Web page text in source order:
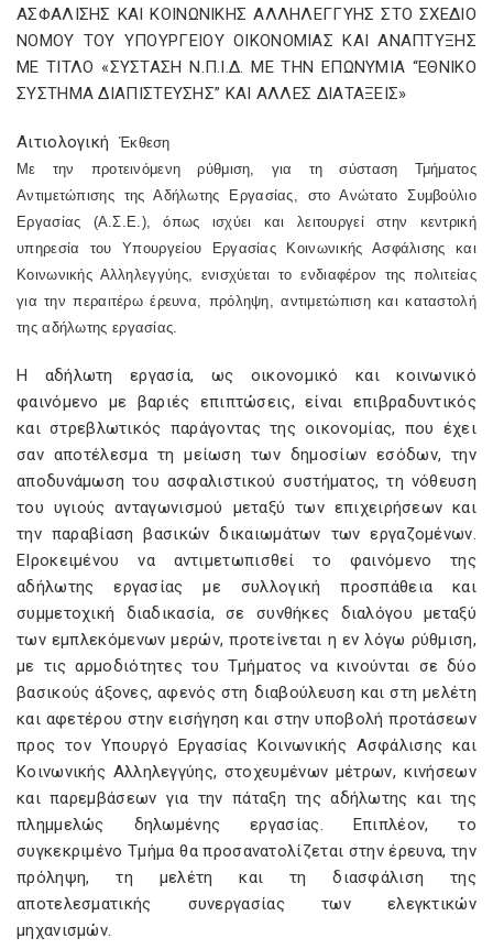
ΑΣΦΑΛΙΣΗΣ ΚΑΙ ΚΟΙΝΩΝΙΚΗΣ ΑΛΛΗΛΕΓΓΥΗΣ ΣΤΟ ΣΧΕΔΙΟ
ΝΟΜΟΥ ΤΟΥ ΥΠΟΥΡΓΕΙΟΥ ΟΙΚΟΝΟΜΙΑΣ ΚΑΙ ΑΝΑΠΤΥΞΗΣ
ΜΕ ΤΙΤΛΟ «ΣΥΣΤΑΣΗ Ν.Π.Ι.Δ. ΜΕ ΤΗΝ ΕΠΩΝΥΜΙΑ “ΕΘΝΙΚΟ
ΣΥΣΤΗΜΑ ΔΙΑΠΙΣΤΕΥΣΗΣ” ΚΑΙ ΑΛΛΕΣ ΔΙΑΤΑΞΕΙΣ»
Αιτιολογική
Έκθεση
Με την προτεινόμενη ρύθμιση, για τη σύσταση Τμήματος
Αντιμετώπισης της Αδήλωτης Εργασίας, στο Ανώτατο Συμβούλιο
Εργασίας (Α.Σ.Ε.), όπως ισχύει και λειτουργεί στην κεντρική
υπηρεσία του Υπουργείου Εργασίας Κοινωνικής Ασφάλισης και
Κοινωνικής Αλληλεγγύης, ενισχύεται το ενδιαφέρον της πολιτείας
για την περαιτέρω έρευνα, πρόληψη, αντιμετώπιση και καταστολή
της αδήλωτης εργασίας.
Η αδήλωτη εργασία, ως οικονομικό και κοινωνικό
φαινόμενο με βαριές επιπτώσεις, είναι επιβραδυντικός
και στρεβλωτικός παράγοντας της οικονομίας, που έχει
σαν αποτέλεσμα τη μείωση των δημοσίων εσόδων, την
αποδυνάμωση του ασφαλιστικού συστήματος, τη νόθευση
του υγιούς ανταγωνισμού μεταξύ των επιχειρήσεων και
την παραβίαση βασικών δικαιωμάτων των εργαζομένων.
ΕΙροκειμένου να αντιμετωπισθεί το φαινόμενο της
αδήλωτης εργασίας με συλλογική προσπάθεια και
συμμετοχική διαδικασία, σε συνθήκες διαλόγου μεταξύ
των εμπλεκόμενων μερών, προτείνεται η εν λόγω ρύθμιση,
με τις αρμοδιότητες του Τμήματος να κινούνται σε δύο
βασικούς άξονες, αφενός στη διαβούλευση και στη μελέτη
και αφετέρου στην εισήγηση και στην υποβολή προτάσεων
προς τον Υπουργό Εργασίας Κοινωνικής Ασφάλισης και
Κοινωνικής Αλληλεγγύης, στοχευμένων μέτρων, κινήσεων
και παρεμβάσεων για την πάταξη της αδήλωτης και της
πλημμελώς δηλωμένης εργασίας. Επιπλέον, το
συγκεκριμένο Τμήμα θα προσανατολίζεται στην έρευνα, την
πρόληψη, τη μελέτη και τη διασφάλιση της
αποτελεσματικής συνεργασίας των ελεγκτικών
μηχανισμών.